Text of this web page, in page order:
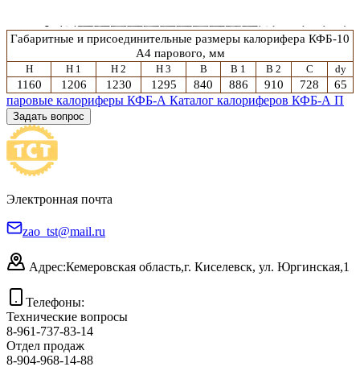
Габаритные и присоединительные размеры калорифера КФБ-10
А4 парового, мм
H H 1 H 2 H 3 B B 1 B 2 C dy
1160 1206 1230 1295 840 886 910 728 65
паровые калориферы КФБ-А Каталог калориферов КФБ-А П
Задать вопрос
Электронная почта
zao_tst@mail.ru
Адрес:Кемеровская область,г. Киселевск, ул. Юргинская,1
Телефоны:
Технические вопросы
8-961-737-83-14
Отдел продаж
8-904-968-14-88